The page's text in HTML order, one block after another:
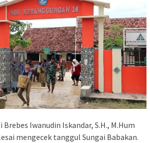
Iwanudin Iskandar, S.H., M.Hum
mengecek tanggul Sungai Babakan.